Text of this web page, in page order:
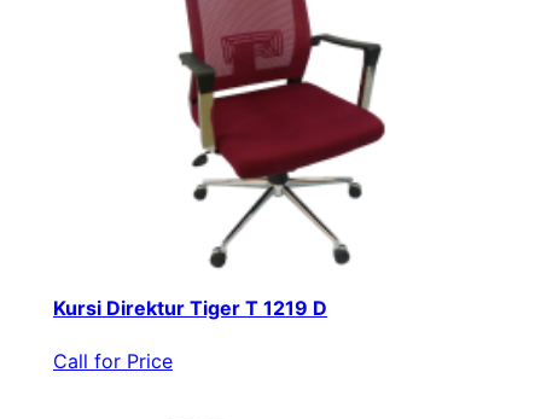
Kursi Direktur Tiger T 1219 D
Call for Price